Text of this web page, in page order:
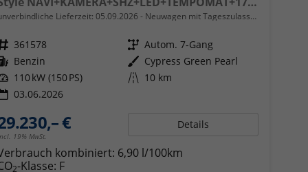
Lieferzeit: 05.09.2026 Neuwagen mit Tageszulassung
Fahrzeugnr. 361578 Getriebe Autom. 7-Gang
Kraftstoff Benzin Außenfarbe Cypress Green Pearl
Leistung 110 kW (150 PS) Kilometerstand 10 km
03.06.2026
€
19% MwSt.
Details
kombiniert: 6,90 l/100km
2-Klasse: F